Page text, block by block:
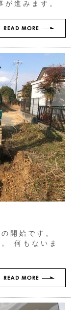
が進みます。
開始です。
何もないま